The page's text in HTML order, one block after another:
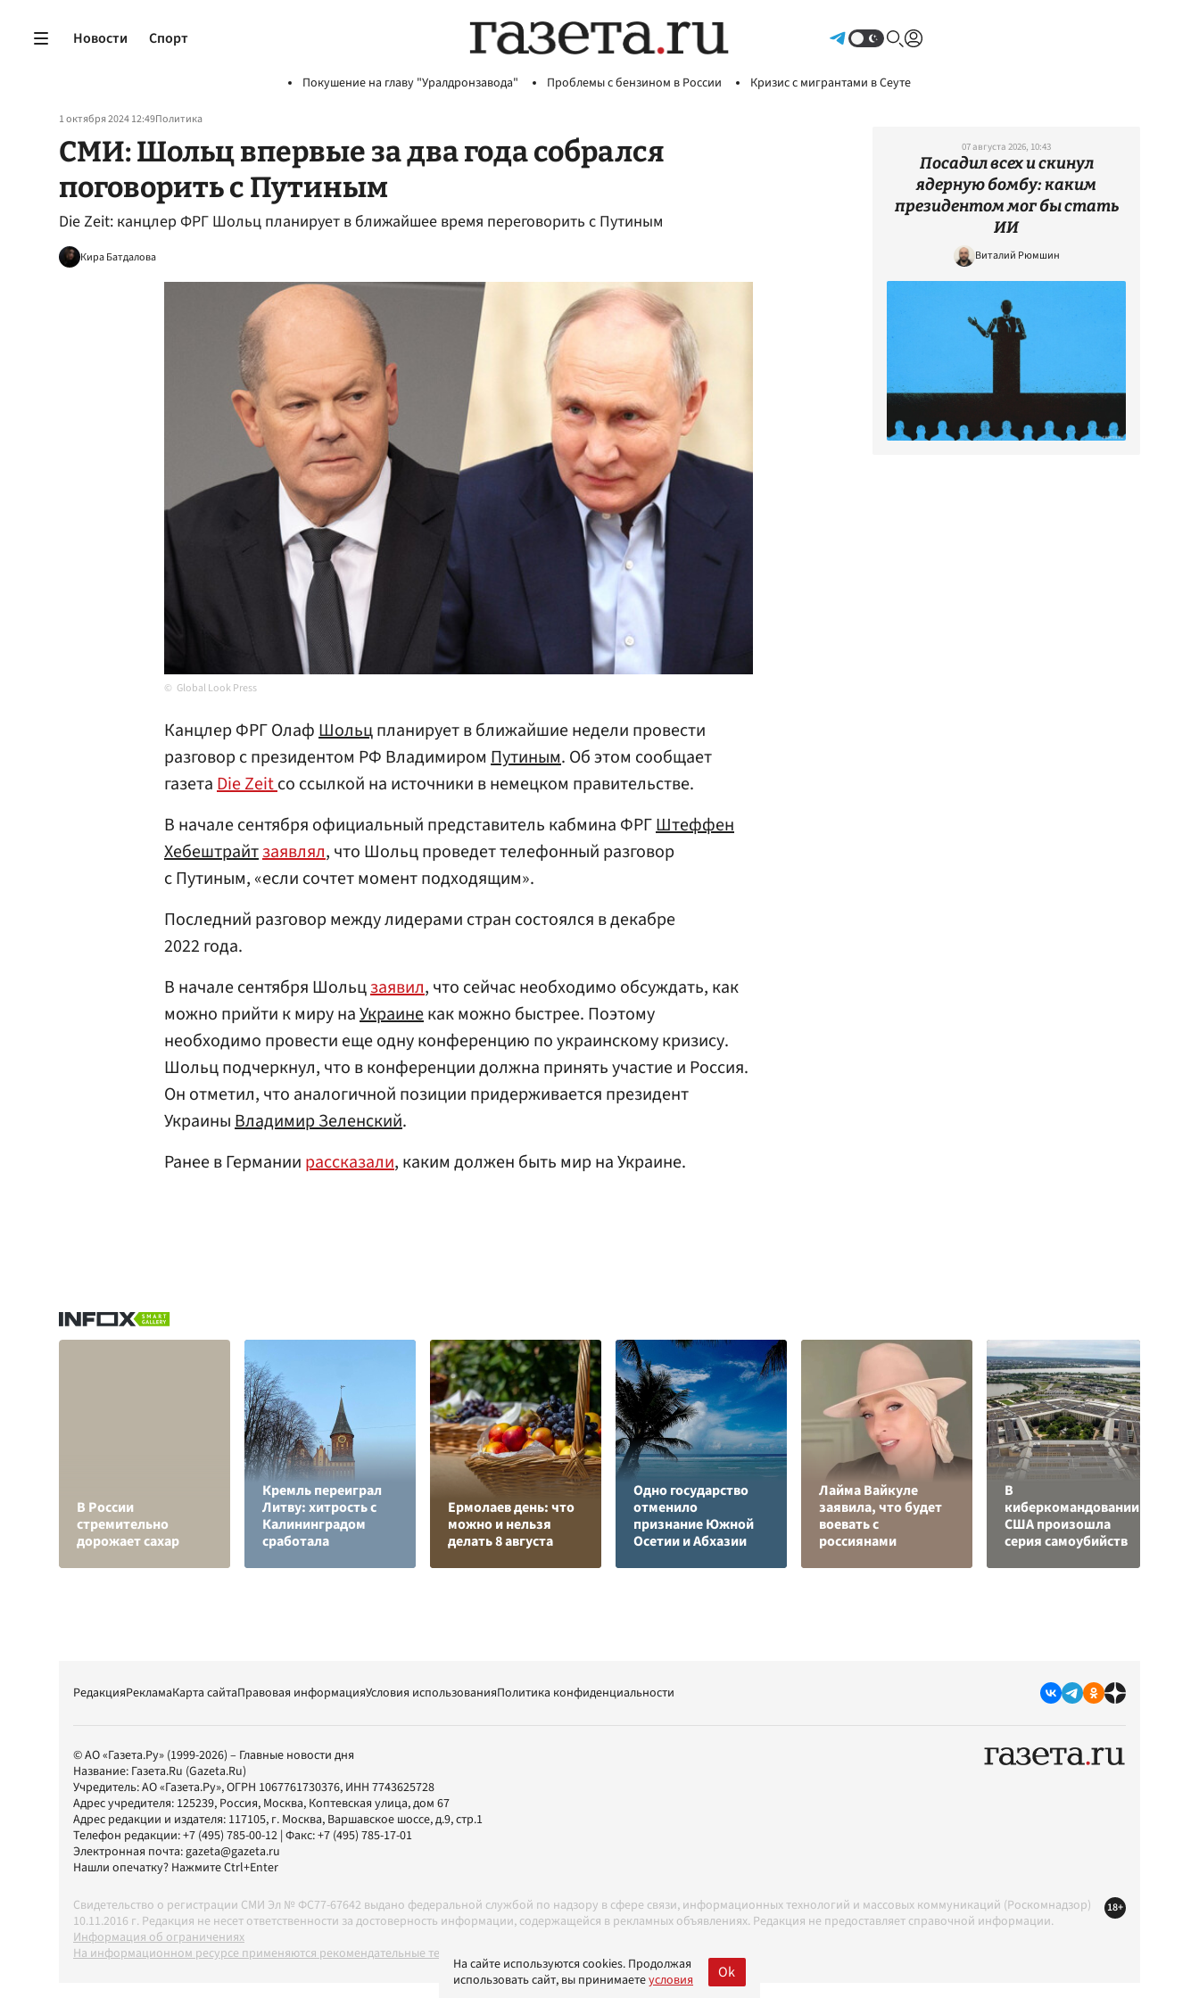
Новости Спорт
Покушение на главу "Уралдронзавода" Проблемы с бензином в России Кризис с мигрантами в Сеуте
1 октября 2024 12:49Политика
СМИ: Шольц впервые за два года собрался
поговорить с Путиным
Die Zeit: канцлер ФРГ Шольц планирует в ближайшее время переговорить с Путиным
Кира Батдалова
Global Look Press
Канцлер ФРГ ОлафШольцпланирует в ближайшие недели провести
разговор с президентом РФ Владимиром Путиным. Об этом сообщает
газетаDie Zeitсо ссылкой на источники в немецком правительстве.
В начале сентября официальный представитель кабмина ФРГШтеффен
Хебештрайтзаявлял, что Шольц проведет телефонный разговор
с Путиным, «если сочтет момент подходящим».
Последний разговор между лидерами стран состоялся в декабре
2022 года.
В начале сентября Шольцзаявил, что сейчас необходимо обсуждать, как
можно прийти к миру наУкраинекак можно быстрее. Поэтому
необходимо провести еще одну конференцию по украинскому кризису.
Шольц подчеркнул, что в конференции должна принять участие и Россия.
Он отметил, что аналогичной позиции придерживается президент
УкраиныВладимир Зеленский.
Ранее в Германии рассказали, каким должен быть мир на Украине.
07 августа 2026, 10:43
Посадил всех и скинул
ядерную бомбу: каким
президентом мог бы стать
ИИ
Виталий Рюмшин
В России
стремительно
дорожает сахар
Кремль переиграл
Литву: хитрость с
Калининградом
сработала
Ермолаев день: что
можно и нельзя
делать 8 августа
Одно государство
отменило
признание Южной
Осетии и Абхазии
Лайма Вайкуле
заявила, что будет
воевать с
россиянами
В
киберкомандовании
США произошла
серия самоубийств
РедакцияРекламаКарта сайтаПравовая информацияУсловия использованияПолитика конфиденциальности
© АО «Газета.Ру» (1999-2026) – Главные новости дня
Название: Газета.Ru (Gazeta.Ru)
Учредитель:АО «Газета.Ру», ОГРН 1067761730376, ИНН 7743625728
Адрес учредителя: 125239, Россия, Москва, Коптевская улица, дом 67
Адрес редакции и издателя: 117105, г. Москва, Варшавское шоссе, д.9, стр.1
Телефон редакции:+7 (495) 785-00-12 | Факс:+7 (495) 785-17-01
Электронная почта:gazeta@gazeta.ru
Нашли опечатку? Нажмите Ctrl+Enter
Свидетельство о регистрации СМИ Эл № ФС77-67642 выдано федеральной службой по надзору в сфере связи, информационных технологий и массовых коммуникаций (Роскомнадзор)
10.11.2016 г. Редакция не несет ответственности за достоверность информации, содержащейся в рекламных объявлениях. Редакция не предоставляет справочной информации.
Информация об ограничениях
На информационном ресурсе применяются рекомендательные технологии в соответствии с Правилами
18+
На сайте используются cookies. Продолжая
использовать сайт, вы принимаетеусловия Ok